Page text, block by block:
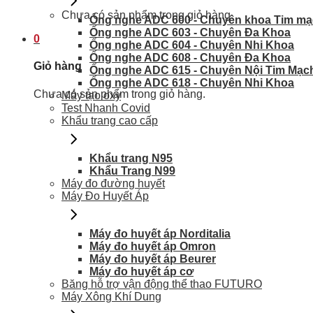
Chưa có sản phẩm trong giỏ hàng.
0
Giỏ hàng
Chưa có sản phẩm trong giỏ hàng.
Ống nghe ADC 600 - Chuyên khoa Tim
Ống nghe ADC 603 - Chuyên Đa Khoa
Ống nghe ADC 604 - Chuyên Nhi Khoa
Ống nghe ADC 608 - Chuyên Đa Khoa
Ống nghe ADC 615 - Chuyên Nội Tim
Ống nghe ADC 618 - Chuyên Nhi Khoa
Máy tạo oxy
Test Nhanh Covid
Khẩu trang cao cấp
Khẩu trang N95
Khẩu Trang N99
Máy đo đường huyết
Máy Đo Huyết Áp
Máy đo huyết áp Norditalia
Máy đo huyết áp Omron
Máy đo huyết áp Beurer
Máy đo huyết áp cơ
Băng hỗ trợ vận động thể thao FUTURO
Máy Xông Khí Dung